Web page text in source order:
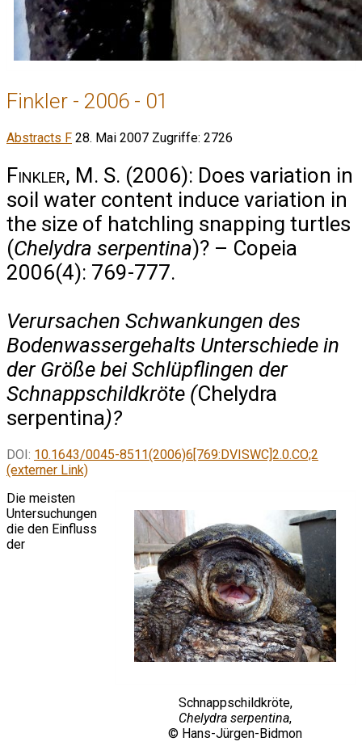
Finkler - 2006 - 01
Abstracts F 28. Mai 2007 Zugriffe: 2726
Finkler, M. S. (2006): Does variation in
soil water content induce variation in
the size of hatchling snapping turtles
(Chelydra serpentina)? – Copeia
2006(4): 769-777.
Verursachen Schwankungen des
Bodenwassergehalts Unterschiede in
der Größe bei Schlüpflingen der
Schnappschildkröte (Chelydra
serpentina)?
DOI: 10.1643/0045-8511(2006)6[769:DVISWC]2.0.CO;2
(externer Link)
Schnappschildkröte,
Chelydra serpentina,
© Hans-Jürgen-Bidmon
Die meisten
Untersuchungen
die den Einfluss
der